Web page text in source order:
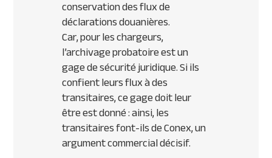
conservation des flux de
déclarations douanières.
Car, pour les chargeurs,
l’archivage probatoire est un
gage de sécurité juridique. Si ils
confient leurs flux à des
transitaires, ce gage doit leur
être est donné : ainsi, les
transitaires font-ils de Conex, un
argument commercial décisif.